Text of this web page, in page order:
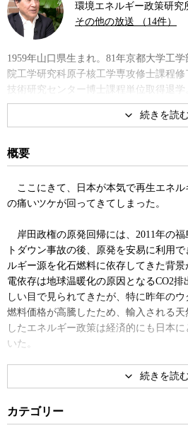
環境エネルギー政策研究
その他の放送 （14件）
1959年山口県生まれ。81年京都大学工
院工学研究科原子核工学専攻修士課程
技術研究センター博士課程単位取得退学
究所勤務などを経て2000年、NPO法人
設立し現職。 著書に『エネルギー進化
発社会からの離脱』など。
著書
Ei革命 エネ
概要
ここにきて、日本が本気で再生エネル
の痛いツケが回ってきてしまった。
岸田政権の原発回帰には、2011年の
トダウン事故の後、原発を安易に利用
ルギー源を化石燃料に依存してきた背
電依存は地球温暖化の原因となるCO2
しい目で見られてきたが、特に昨年の
燃料価格が高騰したため、輸入される
したエネルギー政策は経済的にも日本
いた。
しかし、日本にとって根本的な問題は
生可能エネルギーを推進していく方針
わらず、それから12年経った今も、一
エネのシェアは先進国としては最も低
カテゴリー